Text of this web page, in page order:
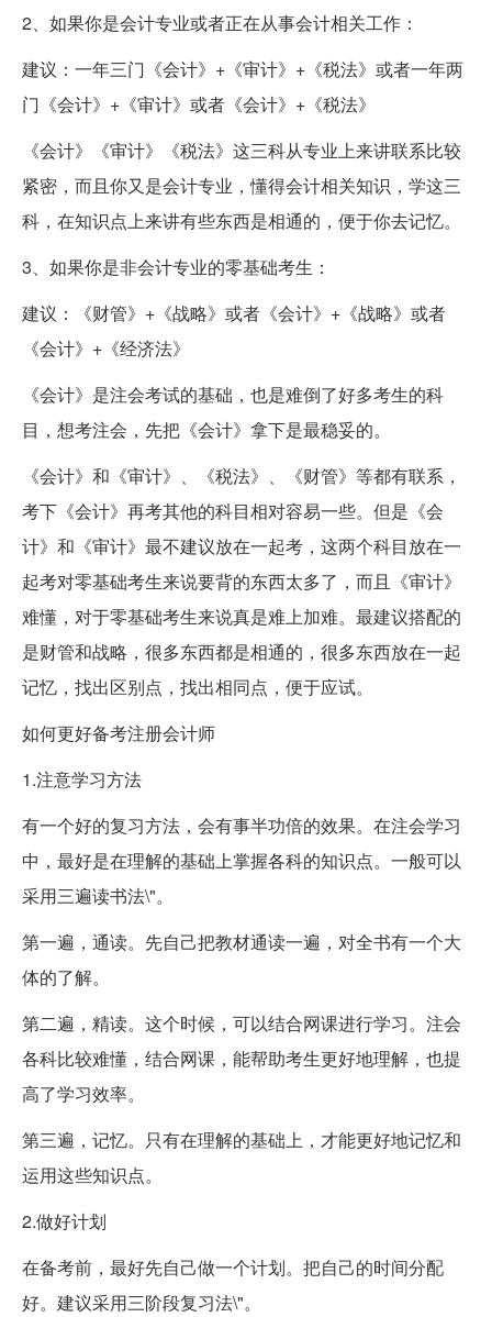
2、如果你是会计专业或者正在从事会计相关工作：
建议：一年三门《会计》+《审计》+《税法》或者一年两
门《会计》+《审计》或者《会计》+《税法》
《会计》《审计》《税法》这三科从专业上来讲联系比较
紧密，而且你又是会计专业，懂得会计相关知识，学这三
科，在知识点上来讲有些东西是相通的，便于你去记忆。
3、如果你是非会计专业的零基础考生：
建议：《财管》+《战略》或者《会计》+《战略》或者
《会计》+《经济法》
《会计》是注会考试的基础，也是难倒了好多考生的科
目，想考注会，先把《会计》拿下是最稳妥的。
《会计》和《审计》、《税法》、《财管》等都有联系，
考下《会计》再考其他的科目相对容易一些。但是《会
计》和《审计》最不建议放在一起考，这两个科目放在一
起考对零基础考生来说要背的东西太多了，而且《审计》
难懂，对于零基础考生来说真是难上加难。最建议搭配的
是财管和战略，很多东西都是相通的，很多东西放在一起
记忆，找出区别点，找出相同点，便于应试。
如何更好备考注册会计师
1.注意学习方法
有一个好的复习方法，会有事半功倍的效果。在注会学习
中，最好是在理解的基础上掌握各科的知识点。一般可以
采用三遍读书法\"。
第一遍，通读。先自己把教材通读一遍，对全书有一个大
体的了解。
第二遍，精读。这个时候，可以结合网课进行学习。注会
各科比较难懂，结合网课，能帮助考生更好地理解，也提
高了学习效率。
第三遍，记忆。只有在理解的基础上，才能更好地记忆和
运用这些知识点。
2.做好计划
在备考前，最好先自己做一个计划。把自己的时间分配
好。建议采用三阶段复习法\"。